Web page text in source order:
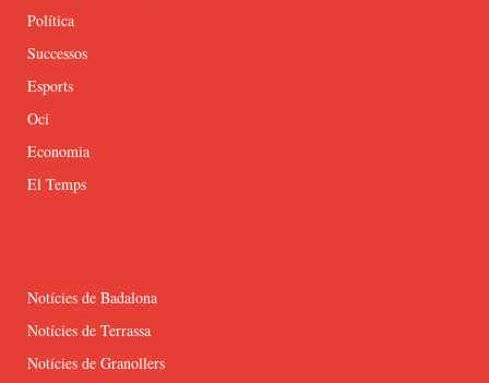
Política
Successos
Esports
Oci
Economia
El Temps
Notícies de Badalona
Notícies de Terrassa
Notícies de Granollers